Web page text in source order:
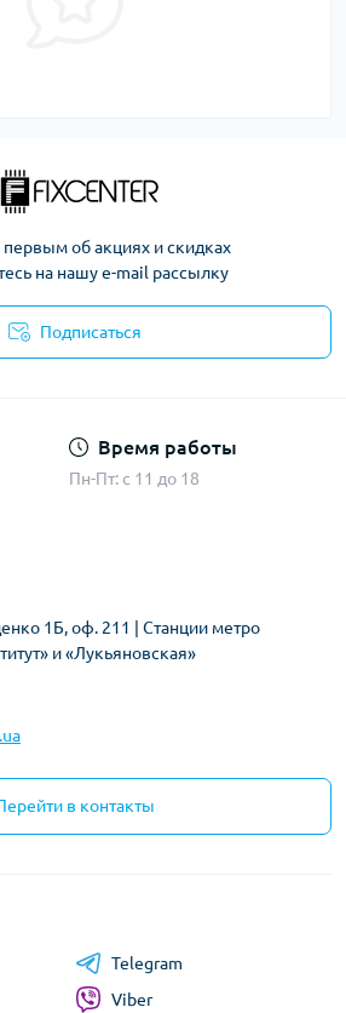
первым об акциях и скидках
на нашу e-mail рассылку
Подписаться
Время работы
Пн-Пт: c 11 до 18
1Б, оф. 211 | Станции метро
и «Лукьяновская»
в контакты
Telegram
Viber